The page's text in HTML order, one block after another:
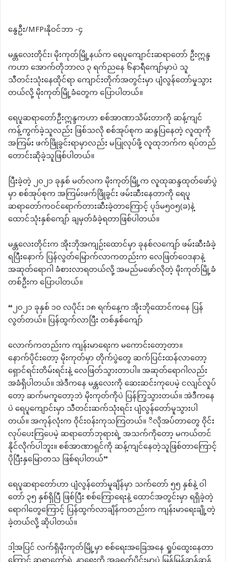
နွေဦး/MFP၊နိုဝင်ဘာ -၄
မန္တလေးတိုင်း၊ မိုးကုတ်မြို့နယ်က ရေပူကျောင်းဆရာတော် ဦးဣန္ဒ
ကဟာ အောက်တိုဘာလ ၃ ရက်ညနေ ၆နာရီကျော်မှာပဲ သူ
သီတင်းသုံးနေထိုင်ရာ ကျောင်းတိုက်အတွင်းမှာ ပျံလွန်တော်မှုသွား
တယ်လို့ မိုးကုတ်မြို့ခံတွေက ပြောပါတယ်။
ရေပူဆရာတော်ဦးဣန္ဒကဟာ စစ်အာဏာသိမ်းတာကို ဆန့်ကျင်
ကန့်ကွက်ခဲ့သူလည်း ဖြစ်သလို စစ်အုပ်စုက ဆန္ဒပြနေတဲ့ လူထုကို
အကြမ်း ဖက်ဖြိုခွင်းရာမှာလည်း မပြုလုပ်ဖို့ လူထုဘက်က ရပ်တည်
တောင်းဆိုခဲ့သူဖြစ်ပါတယ်။
ပြီးခဲ့တဲ့ ၂၀၂၁ ခုနှစ် မတ်လက မိုးကုတ်မြို့က လူထုဆန္ဒထုတ်ဖော်ပွဲ
မှာ စစ်အုပ်စုက အကြမ်းဖက်ဖြိုခွင်း ဖမ်းဆီးနေတာကို ရေပူ
ဆရာတော်ကဝင်ရောက်တားဆီးခဲ့တာကြောင့် ပုဒ်မ၅၀၅(ခ)နဲ့
ထောင်သုံးနှစ်ကျော် ချမှတ်ခံခဲ့ရတာဖြစ်ပါတယ်။
မန္တလေးတိုင်းက အိုးဘိုအကျဉ်းထောင်မှာ ခုနစ်လကျော် ဖမ်းဆီးခံခဲ့
ရပြီးနောက် ပြန်လွတ်မြောက်လာ​ကတည်းက လေဖြတ်ဝေဒနာနဲ့
အဆုတ်ရောဂါ ခံစားလာရတယ်လို့ အမည်မဖော်လိုတဲ့ မိုးကုတ်မြို့ခံ
တစ်ဦးက ပြောပါတယ်။
“၂၀၂၁ ခုနှစ် ၁၀ လပိုင်း ၁၈ ရက်နေ့က အိုးဘိုထောင်ကနေ ပြန်
လွတ်တယ်။ ပြန်ထွက်လာပြီး တစ်နှစ်ကျော်
လောက်ကတည်းက ကျန်းမာရေးက မကောင်းတော့တာ။
နောက်ပိုင်းတော့ မိုးကုတ်မှာ တိုက်ပွဲတွေ ဆက်ပြင်းထန်လာတော့
ရှောင်ရင်းတိမ်းရင်းနဲ့ လေဖြတ်သွားတာပါ။ အဆုတ်ရောဂါလည်း
အခံရှိပါတယ်။ အဲဒီကနေ မန္တလေးကို ဆေးဆင်းကုပေမဲ့ ငလျင်လှုပ်
တော့ ဆက်မကူတော့ဘဲ မိုးကုတ်ကိုပဲ ပြန်ကြွသွားတယ်။ အဲဒီကနေ
ပဲ ရေပူကျောင်းမှာ သီတင်းဆက်သုံးရင်း ပျံလွန်တော်မူသွားပါ
တယ်။ အကုန်လုံးက ဝိုင်းဝန်းကုသကြတယ်။ ိလိုအပ်တာတွေ ဝိုင်း
လုပ်ပေးကြပေမဲ့ ဆရာတော်ဘုရားရဲ့ အသက်ကိုတော့ မကယ်တင်
နိုင်လိုက်ပါဘူး။ စစ်အာဏာရှင်ကို ဆန့်ကျင်နေတဲ့သူဖြစ်တာကြောင့်
ပိုပြီးနှမြောတသ ဖြစ်ရပါတယ်”
ရေပူဆရာတော်ဟာ ပျံလွန်တော်မူချိန်မှာ သက်တော် ၅၅ နှစ်နဲ့ ဝါ
တော် ၃၅ နှစ်ရှိပြီ ဖြစ်ပြီး စစ်ကြောရေးနဲ့ ထောင်အတွင်းမှာ ရရှိခဲ့တဲ့
ရောဂါတွေကြောင့် ပြန်ထွက်လာချိန်ကတည်းက ကျန်းမာရေးချို့တဲ့
ခဲ့တယ်လို့ ဆိုပါတယ်။
ဒါ့အပြင် လက်ရှိမိုးကုတ်မြို့မှာ စစ်ရေးအခြေအနေ ရှုပ်ထွေးနေတာ